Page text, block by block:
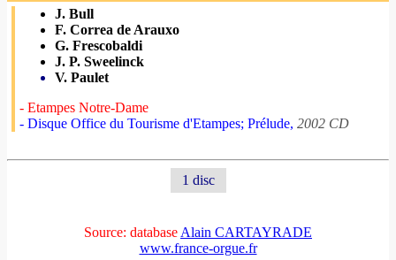
J. Bull
F. Correa de Arauxo
G. Frescobaldi
J. P. Sweelinck
V. Paulet
- Etampes Notre-Dame
- Disque Office du Tourisme d'Etampes; Prélude, 2002 CD
1 disc
Source: database Alain CARTAYRADE
www.france-orgue.fr